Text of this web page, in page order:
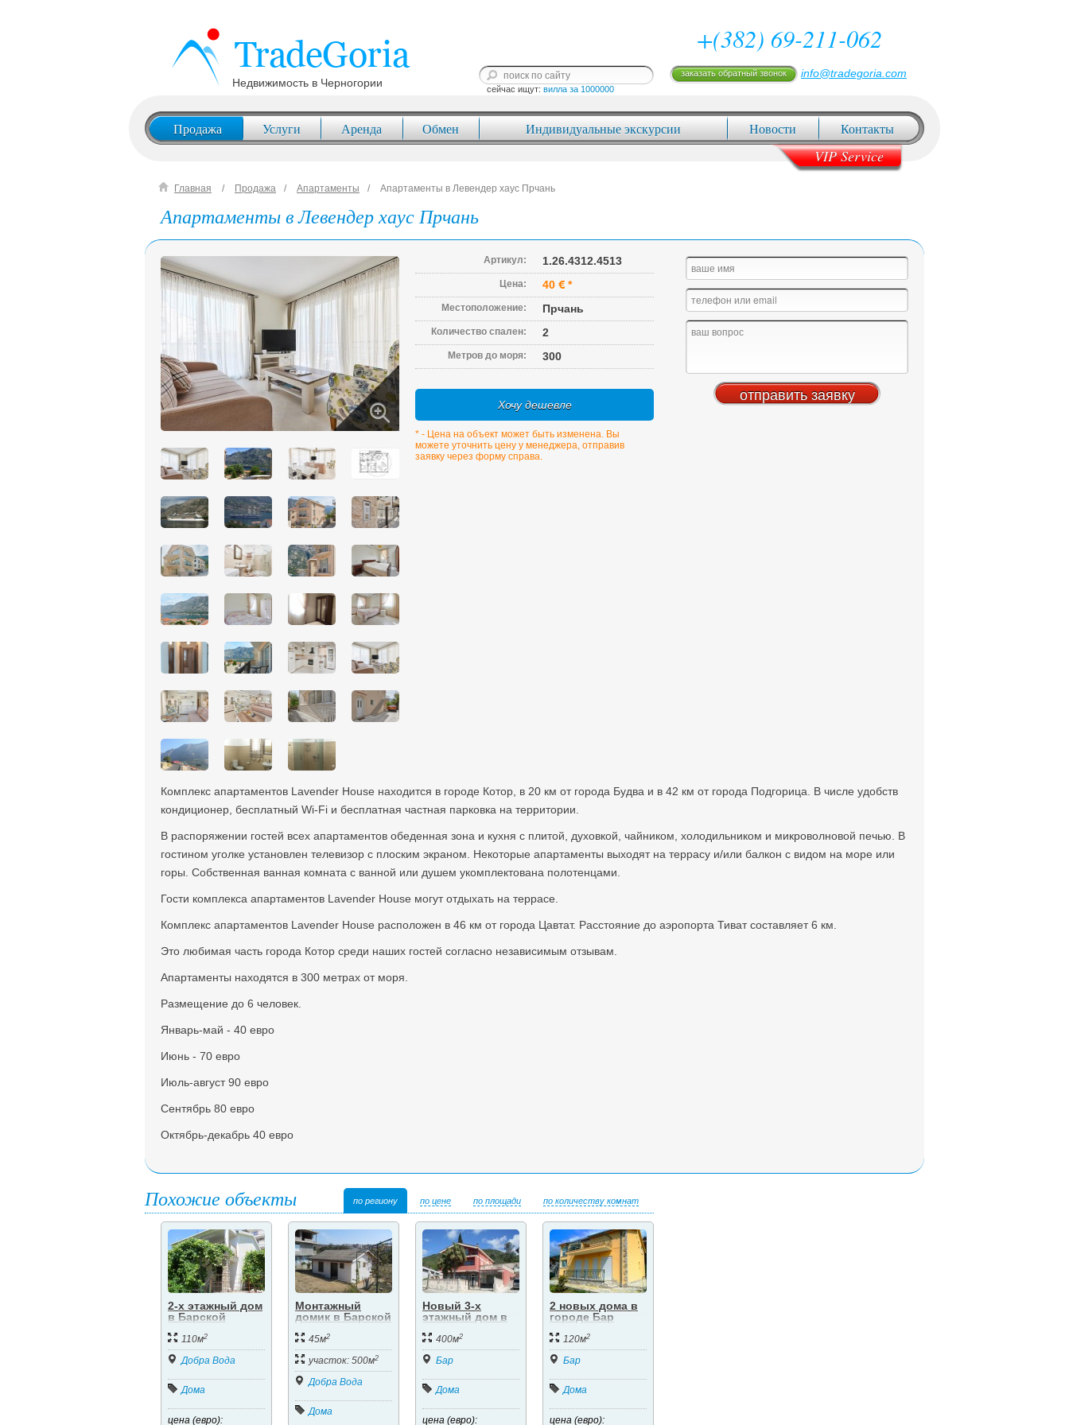
Недвижимость в Черногории
+(382) 69-211-062
сейчас ищут: вилла за 1000000
заказать обратный звонок info@tradegoria.com
Продажа Услуги Аренда Обмен Индивидуальные экскурсии Новости Контакты
VIP Service
Главная Продажа Апартаменты Апартаменты в Левендер хаус Прчань
Апартаменты в Левендер хаус Прчань
Артикул: 1.26.4312.4513
Цена: 40 *
Местоположение: Прчань
Количество спален: 2
Метров до моря: 300
Хочу дешевле
* - Цена на объект может быть изменена. Вы
можете уточнить цену у менеджера, отправив
заявку через форму справа.
Комплекс апартаментов Lavender House находится в городе Котор, в 20 км от города Будва и в 42 км от города Подгорица. В числе удобств
кондиционер, бесплатный Wi-Fi и бесплатная частная парковка на территории.
В распоряжении гостей всех апартаментов обеденная зона и кухня с плитой, духовкой, чайником, холодильником и микроволновой печью. В
гостином уголке установлен телевизор с плоским экраном. Некоторые апартаменты выходят на террасу и/или балкон с видом на море или
горы. Собственная ванная комната с ванной или душем укомплектована полотенцами.
Гости комплекса апартаментов Lavender House могут отдыхать на террасе.
Комплекс апартаментов Lavender House расположен в 46 км от города Цавтат. Расстояние до аэропорта Тиват составляет 6 км.
Это любимая часть города Котор среди наших гостей согласно независимым отзывам.
Апартаменты находятся в 300 метрах от моря.
Размещение до 6 человек.
Январь-май - 40 евро
Июнь - 70 евро
Июль-август 90 евро
Сентябрь 80 евро
Октябрь-декабрь 40 евро
Похожие объекты по региону по цене по площади по количеству комнат
2-х этажный дом
в Барской
110м2
Добра Вода
Дома
цена (евро):
Монтажный
домик в Барской
45м2
участок: 500м2
Добра Вода
Дома
Новый 3-х
этажный дом в
400м2
Бар
Дома
цена (евро):
2 новых дома в
городе Бар
120м2
Бар
Дома
цена (евро):